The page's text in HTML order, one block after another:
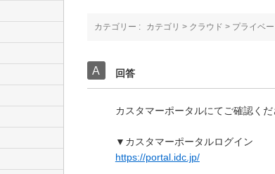
カテゴリー : カテゴリ > クラウド > プライベ
回答
カスタマーポータルにてご確認くだ
▼カスタマーポータルログイン
https://portal.idc.jp/